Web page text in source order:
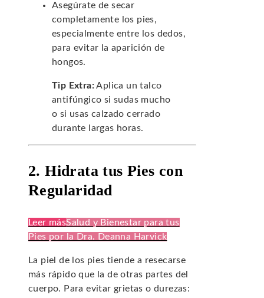
Asegúrate de secar
completamente los pies,
especialmente entre los dedos,
para evitar la aparición de
hongos.
Tip Extra:Aplica un talco
antifúngico si sudas mucho
o si usas calzado cerrado
durante largas horas.
2. Hidrata tus Pies con
Regularidad
Leer másSalud y Bienestar para tus
Pies por la Dra. Deanna Harvick
La piel de los pies tiende a resecarse
más rápido que la de otras partes del
cuerpo. Para evitar grietas o durezas: